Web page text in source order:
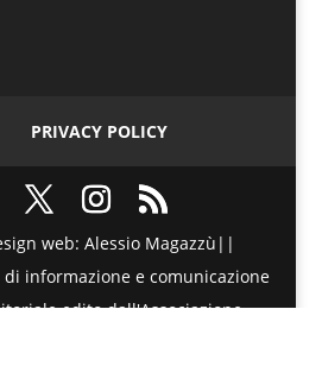
PRIVACY POLICY
web: Alessio Magazzù||
di informazione e comunicazione
edito dall'Associazione